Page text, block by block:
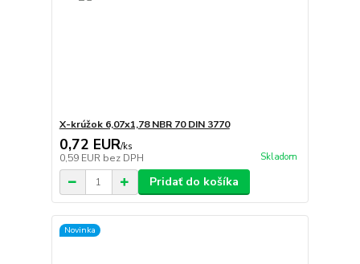
X-krúžok 6,07x1,78 NBR 70 DIN 3770
0,72 EUR/ks
0,59 EUR bez DPH Skladom
Pridať do košíka
Novinka